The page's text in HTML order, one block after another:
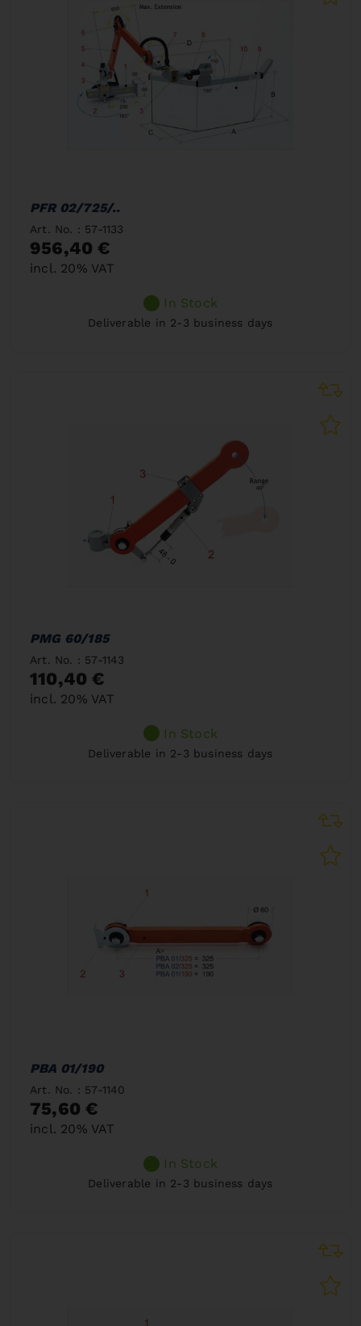
PFR 02/725/..
Art. No. : 57-1133
956,40 €
incl. 20% VAT
In Stock
Deliverable in 2-3 business days
PMG 60/185
Art. No. : 57-1143
110,40 €
incl. 20% VAT
In Stock
Deliverable in 2-3 business days
PBA 01/190
Art. No. : 57-1140
75,60 €
incl. 20% VAT
In Stock
Deliverable in 2-3 business days